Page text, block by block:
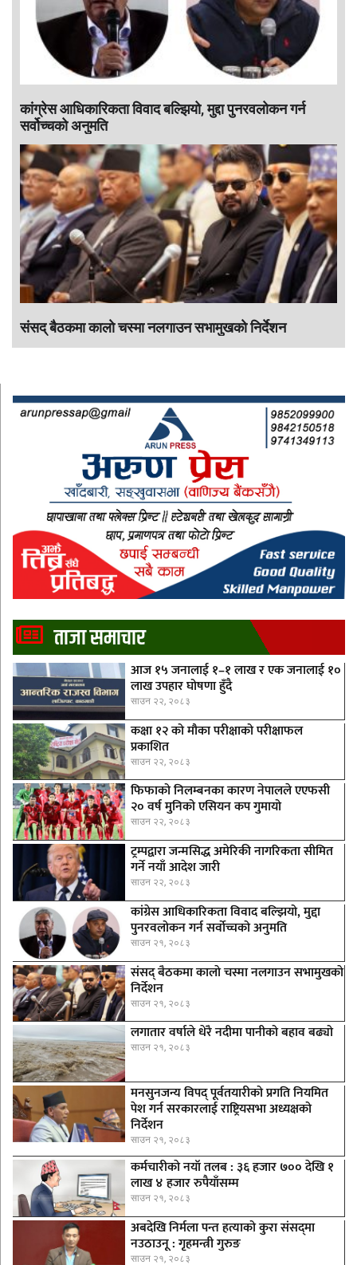
कांग्रेस आधिकारिकता विवाद बल्झियो, मुद्दा पुनरवलोकन गर्न
सर्वोच्चको अनुमति
संसद् बैठकमा कालाे चस्मा नलगाउन सभामुखकाे निर्देशन
ताजा समाचार
आज १५ जनालाई १–१ लाख र एक जनालाई १०
लाख उपहार घोषणा हुँदै
साउन २२, २०८३
कक्षा १२ को मौका परीक्षाको परीक्षाफल
प्रकाशित
साउन २२, २०८३
फिफाको निलम्बनका कारण नेपालले एएफसी
२० वर्ष मुनिको एसियन कप गुमायो
साउन २२, २०८३
ट्रम्पद्वारा जन्मसिद्ध अमेरिकी नागरिकता सीमित
गर्ने नयाँ आदेश जारी
साउन २२, २०८३
कांग्रेस आधिकारिकता विवाद बल्झियो, मुद्दा
पुनरवलोकन गर्न सर्वोच्चको अनुमति
साउन २१, २०८३
संसद् बैठकमा कालाे चस्मा नलगाउन सभामुखकाे
निर्देशन
साउन २१, २०८३
लगातार वर्षाले धेरै नदीमा पानीको बहाव बढ्यो
साउन २१, २०८३
मनसुनजन्य विपद् पूर्वतयारीको प्रगति नियमित
पेश गर्न सरकारलाई राष्ट्रियसभा अध्यक्षको
निर्देशन
साउन २१, २०८३
कर्मचारीकाे नयाँ तलब : ३६ हजार ७०० देखि १
लाख ४ हजार रुपैयाँसम्म
साउन २१, २०८३
अबदेखि निर्मला पन्त हत्याको कुरा संसद्‍मा
नउठाउनू : गृहमन्त्री गुरुङ
साउन २१, २०८३